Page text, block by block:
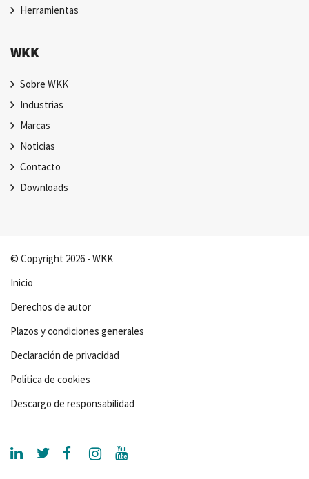
Herramientas
WKK
Sobre WKK
Industrias
Marcas
Noticias
Contacto
Downloads
© Copyright 2026 - WKK
Inicio
Derechos de autor
Plazos y condiciones generales
Declaración de privacidad
Política de cookies
Descargo de responsabilidad